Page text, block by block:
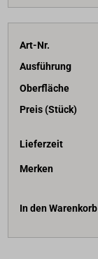
Art-Nr.
Ausführung
Oberfläche
Preis (Stück)
Lieferzeit
Merken
In den Warenkorb